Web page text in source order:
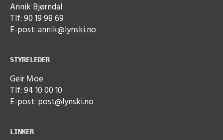
Annik Bjørndal
Tlf: 90 19 98 69
E-post:annik@lynski.no
STYRELEDER
Geir Moe
Tlf: 94 10 00 10
E-post: post@lynski.no
LINKER